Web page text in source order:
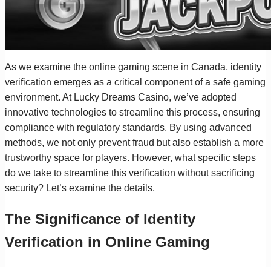
As we examine the online gaming scene in Canada, identity
verification emerges as a critical component of a safe gaming
environment. At Lucky Dreams Casino, we’ve adopted
innovative technologies to streamline this process, ensuring
compliance with regulatory standards. By using advanced
methods, we not only prevent fraud but also establish a more
trustworthy space for players. However, what specific steps
do we take to streamline this verification without sacrificing
security? Let’s examine the details.
The Significance of Identity
Verification in Online Gaming